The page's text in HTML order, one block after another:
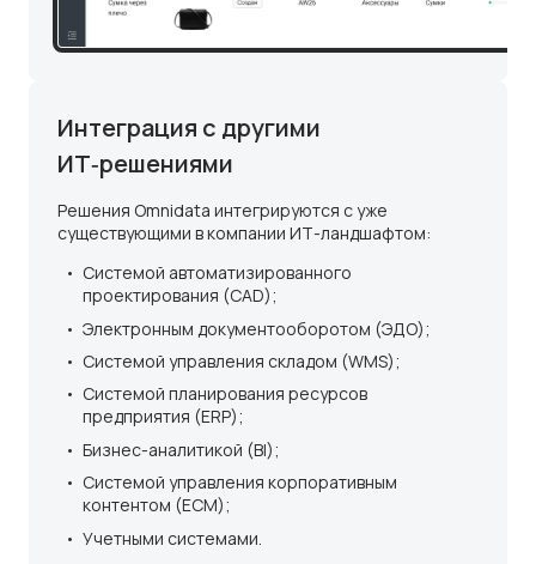
Интеграция с другими
ИТ‑решениями
Решения Omnidata интегрируются с уже
существующими в компании ИТ-ландшафтом:
Системой автоматизированного
проектирования (CAD);
Электронным документооборотом (ЭДО);
Системой управления складом (WMS);
Системой планирования ресурсов
предприятия (ERP);
Бизнес-аналитикой (BI);
Системой управления корпоративным
контентом (ECM);
Учетными системами.